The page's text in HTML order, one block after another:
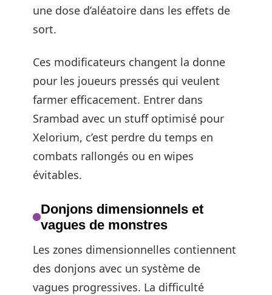
une dose d’aléatoire dans les effets de
sort.
Ces modificateurs changent la donne
pour les joueurs pressés qui veulent
farmer efficacement. Entrer dans
Srambad avec un stuff optimisé pour
Xelorium, c’est perdre du temps en
combats rallongés ou en wipes
évitables.
Donjons dimensionnels et
vagues de monstres
Les zones dimensionnelles contiennent
des donjons avec un système de
vagues progressives. La difficulté